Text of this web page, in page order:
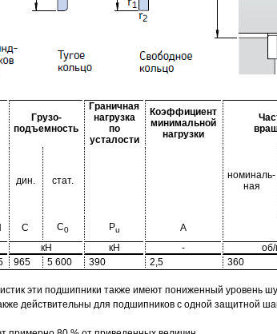
Грузо-
подъемность
Граничная
нагрузка
по
усталости
Коэффициент
минимальной
нагрузки
дин. стат.
номиналь-
ная
C C0 Pu A
кН кН -
965 5 600 390 2,5 360
эти подшипники также имеют пониженный уровень
действительны для подшипников с одной защитной